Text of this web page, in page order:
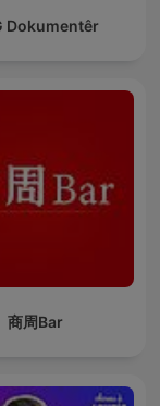
Dokumentêr
商周Bar